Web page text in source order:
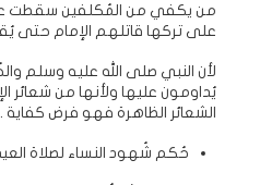
من يكفي من المُكلفين سقطت عن
على تركها قاتلهم الإمام حتى
لأن النبي صلى الله عليه وسلم
يُداومون عليها ولأنها من شعائر
الشعائر الظاهرة فهو فرض كفاية .
حُكم شُهود النساء لصلاة